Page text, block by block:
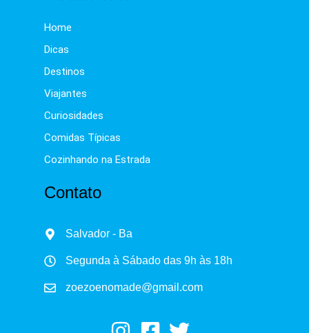
Home
Dicas
Destinos
Viajantes
Curiosidades
Comidas Típicas
Cozinhando na Estrada
Contato
Salvador - Ba
Segunda à Sábado das 9h às 18h
zoezoenomade@gmail.com